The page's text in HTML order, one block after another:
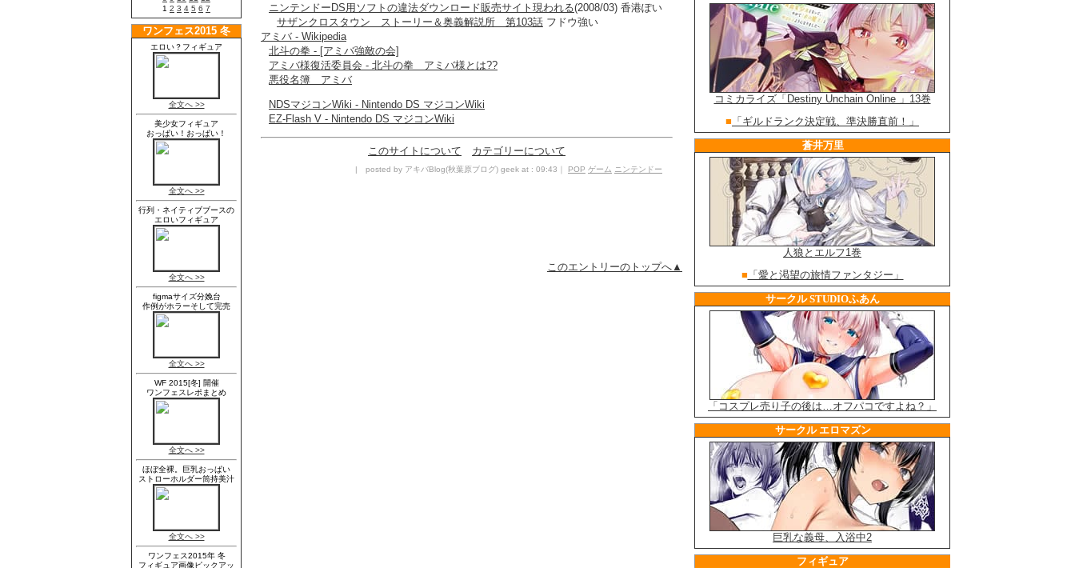
ニンテンドーDS用ソフトの違法ダウンロード販売サイト現われる(2008/03) 香港ぽい
サザンクロスタウン ストーリー＆奥義解説所 第103話 フドウ強い
アミバ - Wikipedia
北斗の拳 - [アミバ強敵の会]
アミバ様復活委員会 - 北斗の拳 アミバ様とは??
悪役名簿 アミバ
NDSマジコンWiki - Nintendo DS マジコンWiki
EZ-Flash V - Nintendo DS マジコンWiki
このサイトについて カテゴリーについて
| posted by アキバBlog(秋葉原ブログ) geek at : 09:43｜ POP ゲーム ニンテンドー
このエントリーのトップへ▲